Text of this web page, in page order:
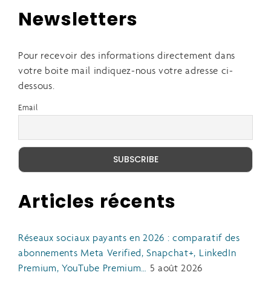
Newsletters
Pour recevoir des informations directement dans
votre boite mail indiquez-nous votre adresse ci-
dessous.
Email
Articles récents
Réseaux sociaux payants en 2026 : comparatif des
abonnements Meta Verified, Snapchat+, LinkedIn
Premium, YouTube Premium… 5 août 2026